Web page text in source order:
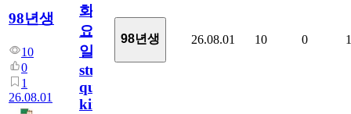
98년생
10
0
1
26.08.01
화
요
일/English
study
quiz
king770
98년생 26.08.01 10 0 1